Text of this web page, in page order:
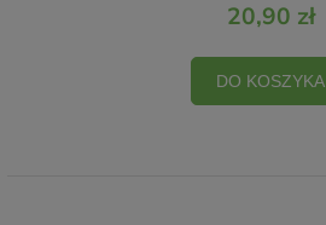
20,90 zł
DO KOSZYKA